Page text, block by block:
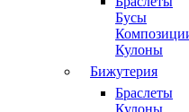
Бусы
Кулоны
Бижутерия
Браслеты
Кулоны